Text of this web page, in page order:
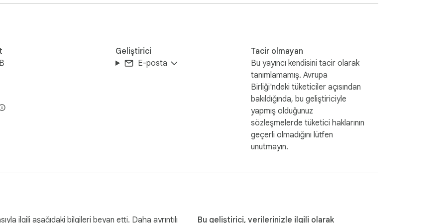
ve rozetlerini incele
kullanma
ulaş
Geliştirici
E-posta
Tacir olmayan
Bu yayıncı kendisini tacir olarak
tanımlamamış. Avrupa
Birliği'ndeki tüketiciler açısından
bakıldığında, bu geliştiriciyle
yapmış olduğunuz
sözleşmelerde tüketici haklarının
geçerli olmadığını lütfen
unutmayın.
ilgili aşağıdaki bilgileri beyan etti. Daha ayrıntılı
Bu geliştirici, verilerinizle ilgili olarak